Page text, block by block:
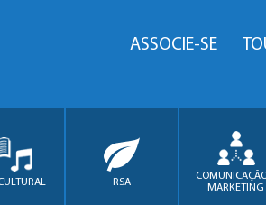
ASSOCIE-SE
RSA
MARKETING